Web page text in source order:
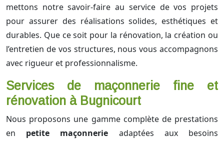
mettons notre savoir-faire au service de vos projets
pour assurer des réalisations solides, esthétiques et
durables. Que ce soit pour la rénovation, la création ou
l’entretien de vos structures, nous vous accompagnons
avec rigueur et professionnalisme.
Services de maçonnerie fine et
rénovation à Bugnicourt
Nous proposons une gamme complète de prestations
en petite maçonnerie adaptées aux besoins